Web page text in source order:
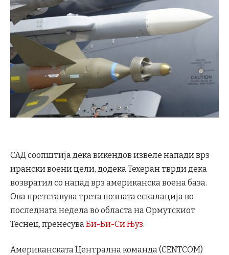
САД соопштија дека викендов извеле напади врз
ирански воени цели, додека Техеран тврди дека
возвратил со напад врз американска воена база.
Ова претставува трета позната ескалација во
последната недела во областа на Ормутскиот
Теснец, пренесуваБи-Би-Си Њуз.
Американската Централна команда (CENTCOM)